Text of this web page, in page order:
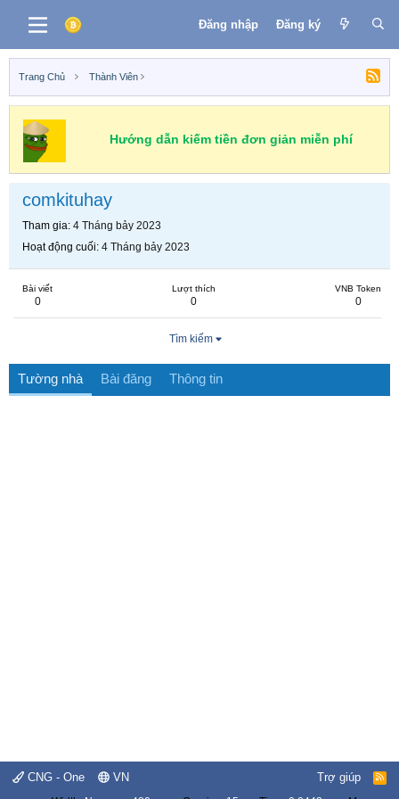
Đăng nhập Đăng ký
Trang Chủ Thành Viên
Hướng dẫn kiếm tiền đơn giản miễn phí
comkituhay
Tham gia 4 Tháng bảy 2023
Hoạt động cuối 4 Tháng bảy 2023
Bài viết
0
Lượt thích
0
VNB Token
0
Tìm kiếm
Tường nhà Bài đăng Thông tin
CNG - One VN Trợ giúp
R